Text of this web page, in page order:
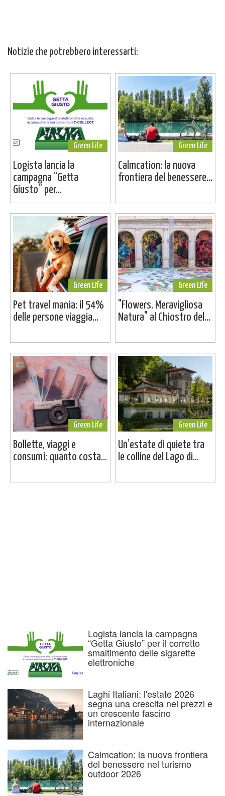
Notizie che potrebbero interessarti:
Green Life
Logista lancia la
campagna “Getta
Giusto” per...
Green Life
Calmcation: la nuova
frontiera del benessere...
Green Life
Pet travel mania: il 54%
delle persone viaggia...
Green Life
"Flowers. Meravigliosa
Natura" al Chiostro del...
Green Life
Bollette, viaggi e
consumi: quanto costa...
Green Life
Un’estate di quiete tra
le colline del Lago di...
Logista lancia la campagna
“Getta Giusto” per il corretto
smaltimento delle sigarette
elettroniche
Laghi Italiani: l'estate 2026
segna una crescita nei prezzi e
un crescente fascino
internazionale
Calmcation: la nuova frontiera
del benessere nel turismo
outdoor 2026